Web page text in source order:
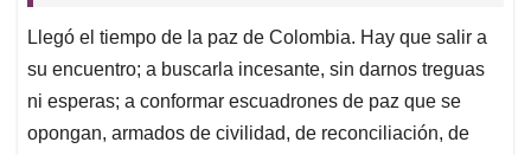
Llegó el tiempo de la paz de Colombia. Hay que salir a
su encuentro; a buscarla incesante, sin darnos treguas
ni esperas; a conformar escuadrones de paz que se
opongan, armados de civilidad, de reconciliación, de